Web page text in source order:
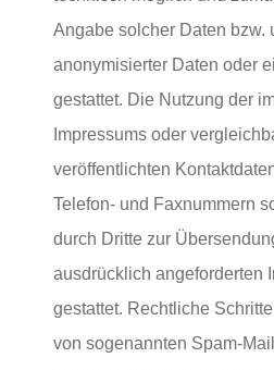
Angabe solcher Daten bzw.
anonymisierter Daten oder
gestattet. Die Nutzung der
Impressums oder
veröffentlichten
Telefon- und Faxnummern
durch Dritte zur
ausdrücklich angeforderten
gestattet. Rechtliche
von sogenannten Spam-